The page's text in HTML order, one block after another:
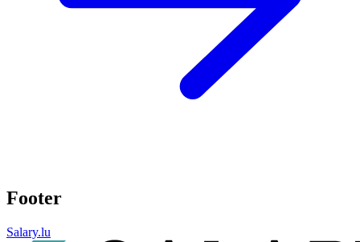
Footer
Salary.lu